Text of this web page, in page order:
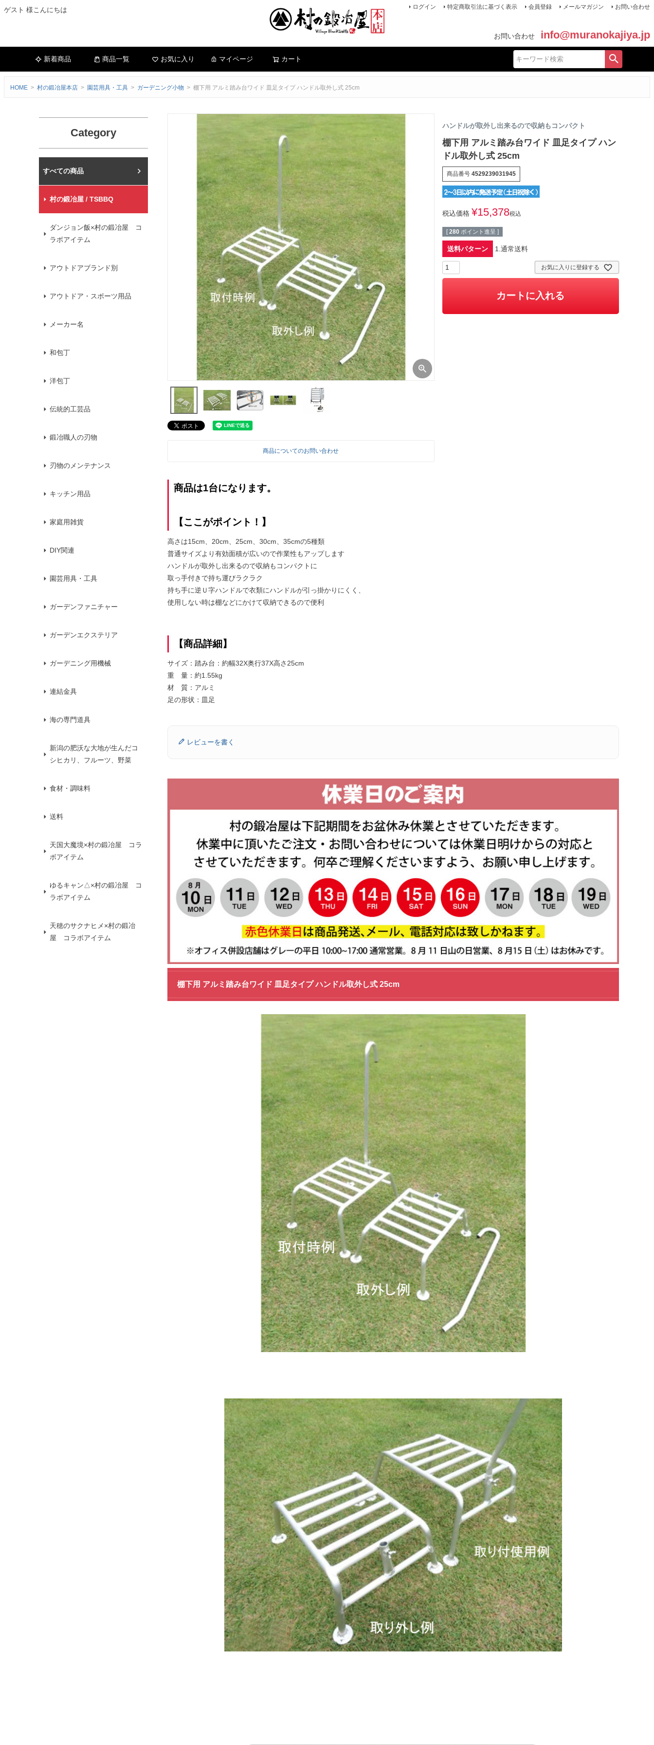
ゲスト 様こんにちは ログイン 特定商取引法に基づく表示 会員登録 メールマガジン お問い合わせ
お問い合わせ info@muranokajiya.jp
新着商品 商品一覧 お気に入り マイページ カート
HOME 村の鍛冶屋本店 園芸用具・工具 ガーデニング小物 棚下用 アルミ踏み台ワイド 皿足タイプ ハンドル取外し式 25cm
Category
村の鍛冶屋本店
村の鍛冶屋 / TSBBQ
ダンジョン飯×村の鍛冶屋 コ
ラボアイテム
アウトドアブランド別
アウトドア・スポーツ用品
メーカー名
和包丁
洋包丁
伝統的工芸品
鍛冶職人の刃物
刃物のメンテナンス
キッチン用品
家庭用雑貨
DIY関連
園芸用具・工具
ガーデンファニチャー
ガーデンエクステリア
ガーデニング用機械
連結金具
海の専門道具
新潟の肥沃な大地が生んだコ
シヒカリ、フルーツ、野菜
食材・調味料
送料
天国大魔境×村の鍛冶屋 コラ
ボアイテム
ゆるキャン△×村の鍛冶屋 コ
ラボアイテム
天穂のサクナヒメ×村の鍛冶
屋 コラボアイテム
商品についてのお問い合わせ
ハンドルが取外し出来るので収納もコンパクト
棚下用 アルミ踏み台ワイド 皿足タイプ ハン
ドル取外し式 25cm
商品番号 4529239031945
税込価格 ¥15,378税込
[ 280 ポイント進呈 ]
送料パターン 1.通常送料
お気に入りに登録する
カートに入れる
商品は1台になります。
【ここがポイント！】
高さは15cm、20cm、25cm、30cm、35cmの5種類
普通サイズより有効面積が広いので作業性もアップします
ハンドルが取外し出来るので収納もコンパクトに
取っ手付きで持ち運びラクラク
持ち手に逆Ｕ字ハンドルで衣類にハンドルが引っ掛かりにくく、
使用しない時は棚などにかけて収納できるので便利
【商品詳細】
サイズ：踏み台：約幅32X奥行37X高さ25cm
重 量：約1.55kg
材 質：アルミ
足の形状：皿足
レビューを書く
棚下用 アルミ踏み台ワイド 皿足タイプ ハンドル取外し式 25cm